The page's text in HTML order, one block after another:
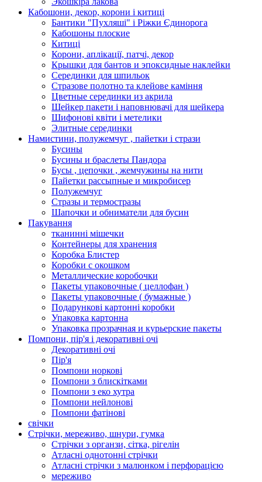
Кабошони, декор, корони і китиці
Бантики "Пухляші" і Ріжки Єдинорога
Кабошоны плоские
Китиці
Корони, аплікації, патчі, декор
Крышки для бантов и эпоксидные наклейки
Серединки для шпильок
Стразове полотно та клейове каміння
Цветные серединки из акрила
Шейкер пакети і наповнювачі для шейкера
Шифонові квіти і метелики
Элитные серединки
Намистини, полужемчуг , пайетки і стрази
Бусины
Бусины и браслеты Пандора
Бусы , цепочки , жемчужины на нити
Пайетки рассыпные и микробисер
Полужемчуг
Стразы и термостразы
Шапочки и обниматели для бусин
Пакування
тканинні мішечки
Контейнеры для хранения
Коробка Блистер
Коробки с окошком
Металлические коробочки
Пакеты упаковочные ( целлофан )
Пакеты упаковочные ( бумажные )
Подарункові картонні коробки
Упаковка картонна
Упаковка прозрачная и курьерские пакеты
Помпони, пір'я і декоративні очі
Декоративні очі
Пір'я
Помпони норкові
Помпони з блискітками
Помпони з еко хутра
Помпони нейлонові
Помпони фатінові
свічки
Стрічки, мереживо, шнури, гумка
Стрічки з органзи, сітка, рігелін
Атласні однотонні стрічки
Атласні стрічки з малюнком і перфорацією
мереживо